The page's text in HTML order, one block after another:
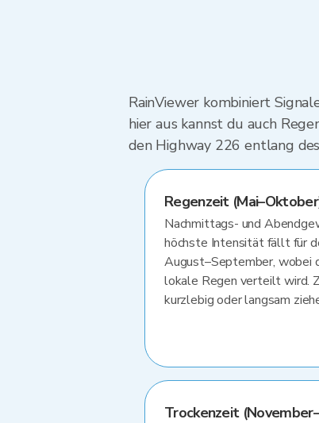
RainViewer kombiniert
hier aus kannst du auch
den Highway 226 entlang
Regenzeit
Nachmittags- und
höchste Intensität fällt für
August–September, wobei
lokale Regen verteilt wird.
kurzlebig oder langsam
Trockenzeit